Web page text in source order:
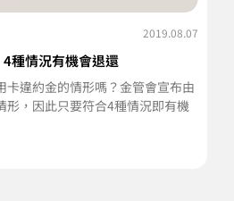
2019.08.07
種情況有機會退還
卡違約金的情形嗎？金管會宣布由
形，因此只要符合4種情況即有機